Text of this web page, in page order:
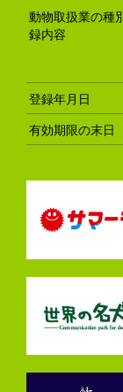
動物取扱業の種
録内容
登録年月日
有効期限の末日